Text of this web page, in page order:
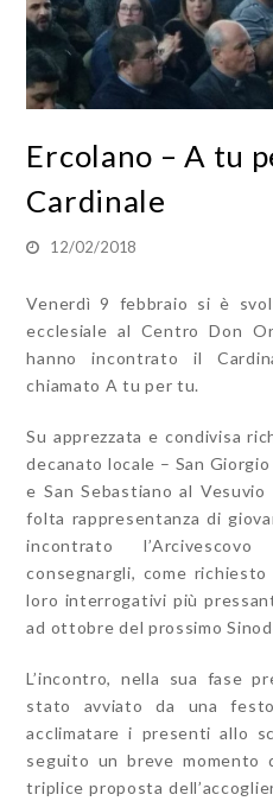
Ercolano – A tu
Cardinale
12/02/2018
Venerdì 9 febbraio si è
ecclesiale al Centro Don
hanno incontrato il
chiamato A tu per tu.
Su apprezzata e condivisa
decanato locale – San
e San Sebastiano al
folta rappresentanza di
incontrato
consegnargli, come
loro interrogativi più
ad ottobre del prossimo
L’incontro, nella sua fase
stato avviato da una
acclimatare i presenti allo
seguito un breve momento
triplice proposta